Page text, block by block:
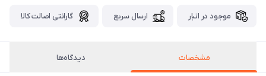
موجود در انبار ارسال سریع گارانتی اصالت کالا
مشخصات دیدگاه‌ها